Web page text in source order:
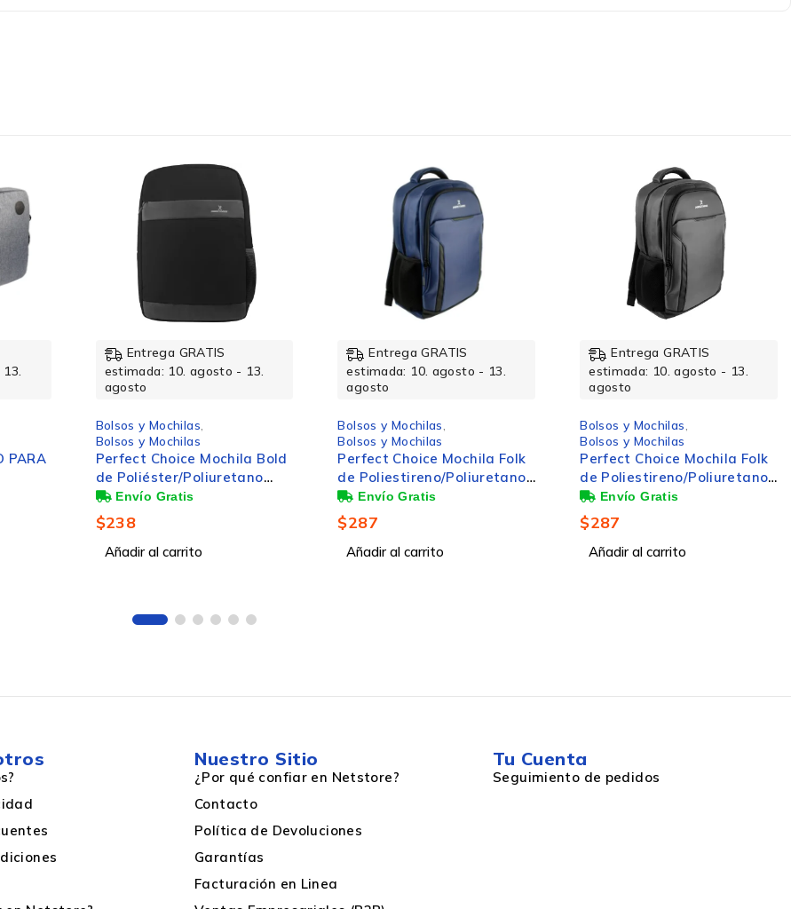
Mochila casual
Si
Bold
Entrega GRATIS
estimada: 10. agosto - 13.
agosto
Bolsos y Mochilas
Bolsos y Mochilas
Perfect Choice Mochila Folk
de Poliestireno/Poliuretano
para Laptop 15.6", Azul
$287
Añadir al carrito
Entrega GRATIS
estimada: 10. agosto - 13.
agosto
Bolsos y Mochilas
Bolsos y Mochilas
Perfect Choice Mochila Folk
de Poliestireno/Poliuretano
para Laptop 15.6", Negro
$287
Añadir al carrito
Entrega GRATIS
estimada: 10. agosto - 13.
agosto
Bolsos y Mochilas
Bolsos y Mochilas
Perfect Choice Mochila
Youth de
Poliéster/Poliuretano para
Laptop 15.6", Azul
$238
Añadir al carrito
Nuestro Sitio
¿Por qué confiar en Netstore?
Contacto
Política de Devoluciones
Garantías
Facturación en Linea
Tu Cuenta
Seguimiento de pedidos